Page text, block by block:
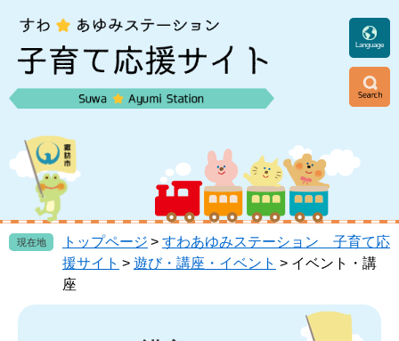
頭
。
飛
て
ニ
Language
現在地 トップページ > すわあゆみステーション 子育て応
援サイト > 遊び・講座・イベント > イベント・講
座
本